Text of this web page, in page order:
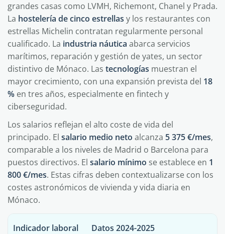
grandes casas como LVMH, Richemont, Chanel y Prada.
La hostelería de cinco estrellas y los restaurantes con
estrellas Michelin contratan regularmente personal
cualificado. La industria náutica abarca servicios
marítimos, reparación y gestión de yates, un sector
distintivo de Mónaco. Las tecnologías muestran el
mayor crecimiento, con una expansión prevista del 18
% en tres años, especialmente en fintech y
ciberseguridad.
Los salarios reflejan el alto coste de vida del
principado. El salario medio neto alcanza 5 375 €/mes,
comparable a los niveles de Madrid o Barcelona para
puestos directivos. El salario mínimo se establece en 1
800 €/mes. Estas cifras deben contextualizarse con los
costes astronómicos de vivienda y vida diaria en
Mónaco.
Indicador laboral Datos 2024-2025